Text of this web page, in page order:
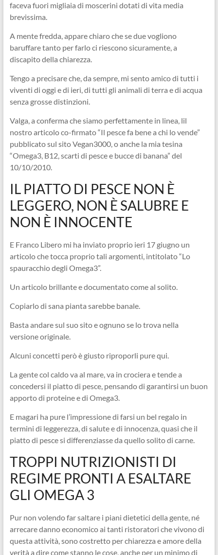
faceva fuori migliaia di moscerini dotati di vita media
brevissima.
A mente fredda, appare chiaro che se due vogliono
baruffare tanto per farlo ci riescono sicuramente, a
discapito della chiarezza.
Tengo a precisare che, da sempre, mi sento amico di tutti i
viventi di oggi e di ieri, di tutti gli animali di terra e di acqua
senza grosse distinzioni.
Valga, a conferma che siamo perfettamente in linea, lil
nostro articolo co-firmato “Il pesce fa bene a chi lo vende”
pubblicato sul sito Vegan3000, o anche la mia tesina
“Omega3, B12, scarti di pesce e bucce di banana” del
10/10/2010.
IL PIATTO DI PESCE NON È
LEGGERO, NON È SALUBRE E
NON È INNOCENTE
E Franco Libero mi ha inviato proprio ieri 17 giugno un
articolo che tocca proprio tali argomenti, intitolato “Lo
spauracchio degli Omega3”.
Un articolo brillante e documentato come al solito.
Copiarlo di sana pianta sarebbe banale.
Basta andare sul suo sito e ognuno se lo trova nella
versione originale.
Alcuni concetti però è giusto riproporli pure qui.
La gente col caldo va al mare, va in crociera e tende a
concedersi il piatto di pesce, pensando di garantirsi un buon
apporto di proteine e di Omega3.
E magari ha pure l’impressione di farsi un bel regalo in
termini di leggerezza, di salute e di innocenza, quasi che il
piatto di pesce si differenziasse da quello solito di carne.
TROPPI NUTRIZIONISTI DI
REGIME PRONTI A ESALTARE
GLI OMEGA 3
Pur non volendo far saltare i piani dietetici della gente, né
arrecare danno economico ai tanti ristoratori che vivono di
questa attività, sono costretto per chiarezza e amore della
verità a dire come stanno le cose, anche per un minimo di